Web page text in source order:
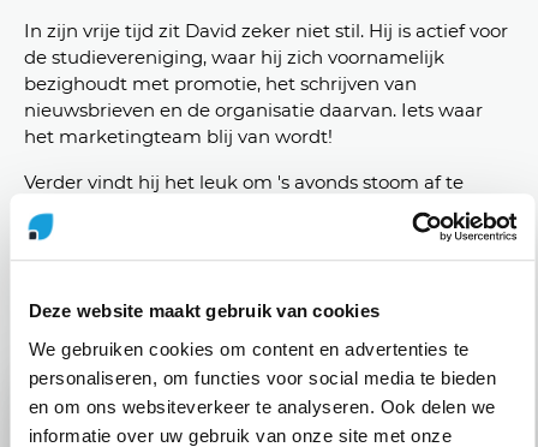
Deze website maakt gebruik van cookies
We gebruiken cookies om content en advertenties te
personaliseren, om functies voor social media te bieden
en om ons websiteverkeer te analyseren. Ook delen we
informatie over uw gebruik van onze site met onze
In zijn vrije tijd zit David zeker niet stil. Hij is actief voor
de studievereniging, waar hij zich voornamelijk
bezighoudt met promotie, het schrijven van
nieuwsbrieven en de organisatie daarvan. Iets waar
het marketingteam blij van wordt!
Verder vindt hij het leuk om 's avonds stoom af te
blazen in de sportschool. In het weekend is David al
wandelend te vinden in de natuur of door de stad. Zijn
verborgen talent? Schaalmodellen in elkaar lijmen en